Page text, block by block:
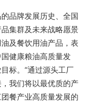
品牌发展历史、全国
集群及未来战略愿景
及餐饮用油产品，表
健康粮油高质量发
标。“通过源头工厂
我们将以最优质的产
餐产业高质量发展的